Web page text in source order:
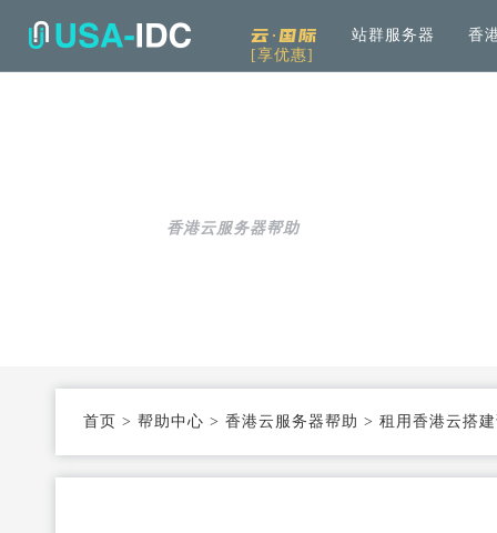
云·国际
[享优惠]
站群服务器 香
云服务器 Openstack KVM架构
同
香港云服务器帮助
首页 > 帮助中心 > 香港云服务器帮助 > 租用香港云搭